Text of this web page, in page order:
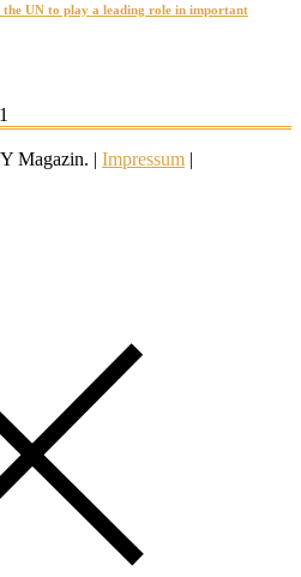
the UN to play a leading role in important
Magazin. | Impressum |